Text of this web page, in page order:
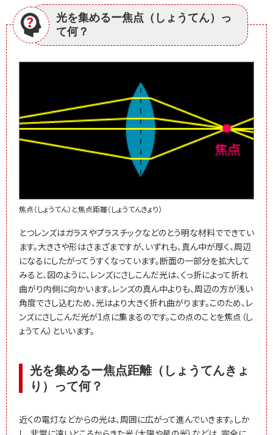
光を集めるー焦点（しょうてん）っ
て何？
焦点（しょうてん）と焦点距離（しょうてんきょり）
とつレンズはガラスやプラスチックなどのとう明な材料でできてい
ます。大きさや形はさまざまですが、いずれも、真ん中が厚く、周辺
になるにしたがってうすくなっています。断面の一部分を拡大して
みると、図のように、レンズにさしこんだ光は、くっ折によって折れ
曲がり内側に向かいます。レンズの真ん中よりも、周辺の方が浅い
角度でさし込むため、光はより大きく折れ曲がります。このため、レ
ンズにさしこんだ光が1点に集まるのです。この点のことを焦点（し
ょうてん）といいます。
光を集めるー焦点距離（しょうてんきょ
り）って何？
近くの電灯などからの光は、周囲に広がって進んでいきます。しか